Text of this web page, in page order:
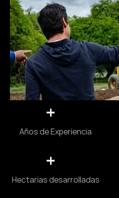
+
Años de Experiencia
+
Hectarias desarrolladas